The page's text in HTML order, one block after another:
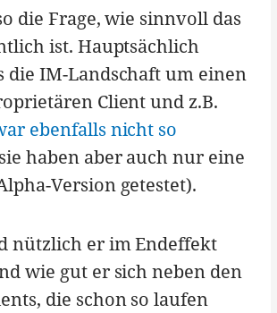
die Frage, wie sinnvoll das
ist. Hauptsächlich
die IM-Landschaft um einen
Client und z.B.
ebenfalls nicht so
haben aber auch nur eine
Version getestet).
nützlich er im Endeffekt
wie gut er sich neben den
die schon so laufen